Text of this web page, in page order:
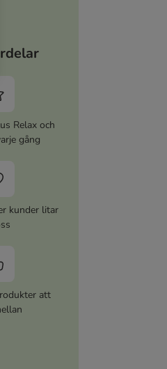
Relax och
gång
kunder litar
att